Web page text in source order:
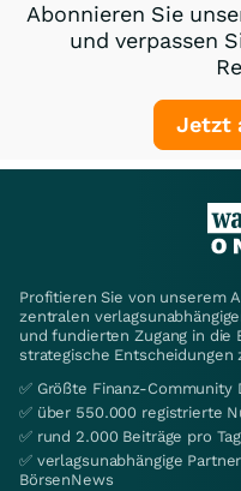
Abonnieren Sie
und verpassen
Jetzt
Profitieren Sie von unserem
zentralen
und fundierten Zugang in
strategische Entscheidungen
✅ Größte Finanz-Community
✅ über 550.000 registrierte
✅ rund 2.000 Beiträge pro Tag
✅ verlagsunabhängige
BörsenNews